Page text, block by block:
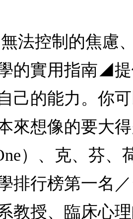
無法控制的焦
的實用指南◢
己的能力。你
來想像的要大
）、克、芬
排行榜第一名
教授、臨床心